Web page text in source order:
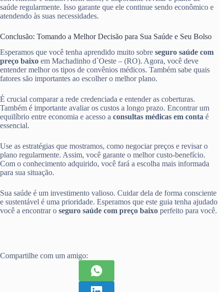
saúde regularmente. Isso garante que ele continue sendo econômico e
atendendo às suas necessidades.
Conclusão: Tomando a Melhor Decisão para Sua Saúde e Seu Bolso
Esperamos que você tenha aprendido muito sobre seguro saúde com
preço baixo em Machadinho d`Oeste – (RO). Agora, você deve
entender melhor os tipos de convênios médicos. Também sabe quais
fatores são importantes ao escolher o melhor plano.
É crucial comparar a rede credenciada e entender as coberturas.
Também é importante avaliar os custos a longo prazo. Encontrar um
equilíbrio entre economia e acesso a consultas médicas em conta é
essencial.
Use as estratégias que mostramos, como negociar preços e revisar o
plano regularmente. Assim, você garante o melhor custo-benefício.
Com o conhecimento adquirido, você fará a escolha mais informada
para sua situação.
Sua saúde é um investimento valioso. Cuidar dela de forma consciente
e sustentável é uma prioridade. Esperamos que este guia tenha ajudado
você a encontrar o seguro saúde com preço baixo perfeito para você.
Compartilhe com um amigo: